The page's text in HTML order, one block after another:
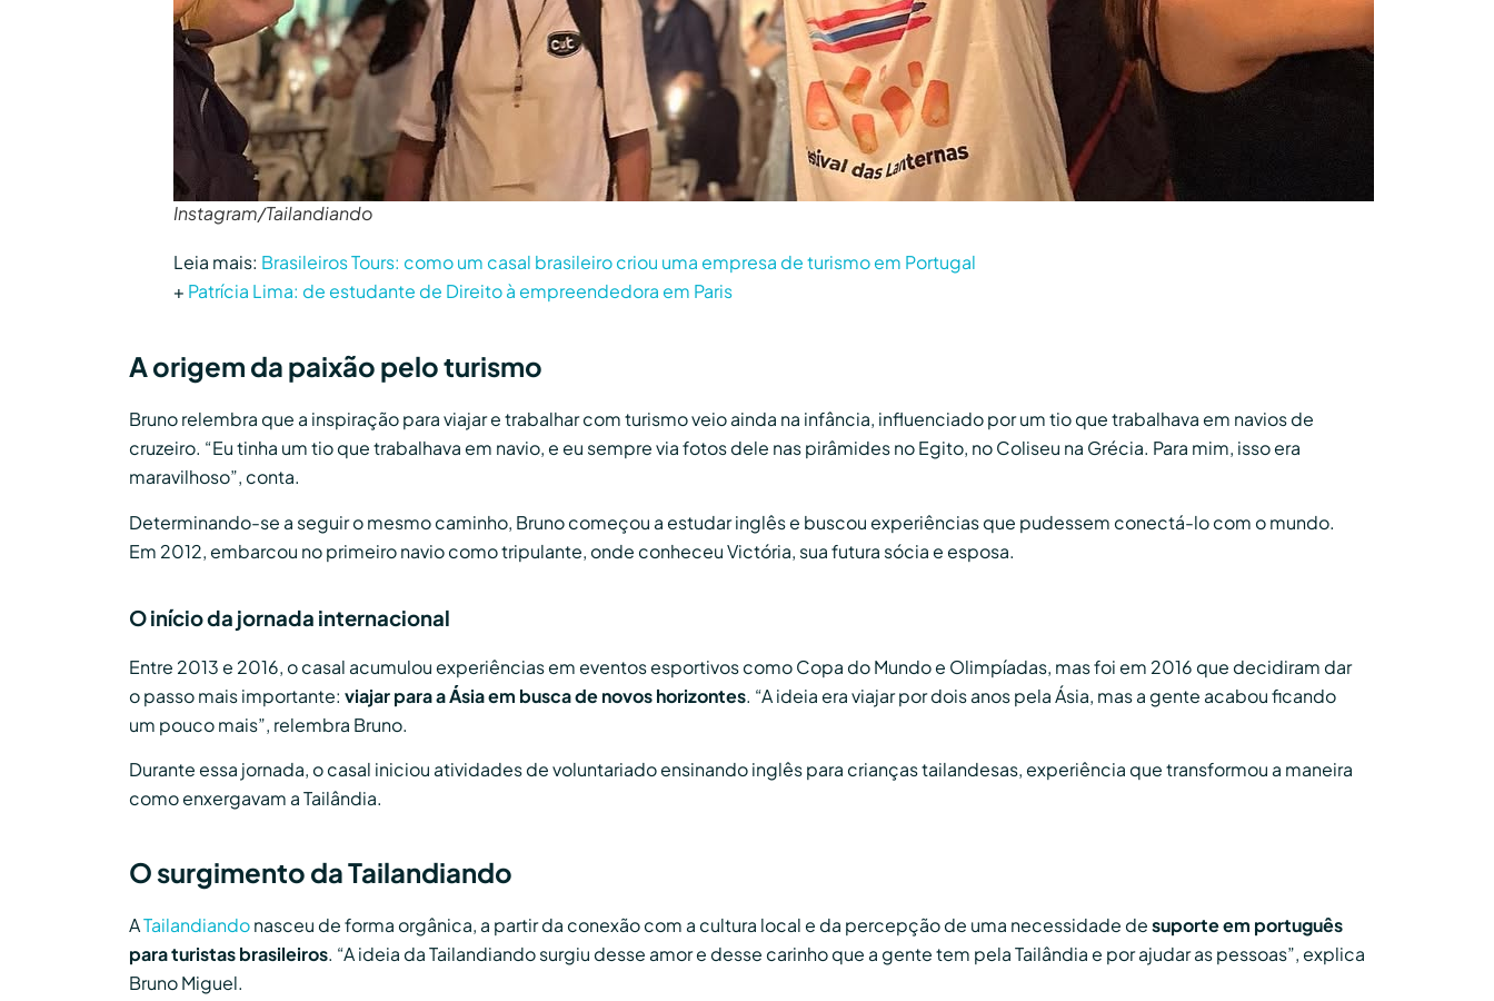
Instagram/Tailandiando
Leia mais: Brasileiros Tours: como um casal brasileiro criou uma empresa de turismo em Portugal
+ Patrícia Lima: de estudante de Direito à empreendedora em Paris
A origem da paixão pelo turismo
Bruno relembra que a inspiração para viajar e trabalhar com turismo veio ainda na infância, influenciado por um tio que trabalhava em navios de
cruzeiro. “Eu tinha um tio que trabalhava em navio, e eu sempre via fotos dele nas pirâmides no Egito, no Coliseu na Grécia. Para mim, isso era
maravilhoso”, conta.
Determinando-se a seguir o mesmo caminho, Bruno começou a estudar inglês e buscou experiências que pudessem conectá-lo com o mundo.
Em 2012, embarcou no primeiro navio como tripulante, onde conheceu Victória, sua futura sócia e esposa.
O início da jornada internacional
Entre 2013 e 2016, o casal acumulou experiências em eventos esportivos como Copa do Mundo e Olimpíadas, mas foi em 2016 que decidiram dar
o passo mais importante: viajar para a Ásia em busca de novos horizontes. “A ideia era viajar por dois anos pela Ásia, mas a gente acabou ficando
um pouco mais”, relembra Bruno.
Durante essa jornada, o casal iniciou atividades de voluntariado ensinando inglês para crianças tailandesas, experiência que transformou a maneira
como enxergavam a Tailândia.
O surgimento da Tailandiando
ATailandiandonasceu de forma orgânica, a partir da conexão com a cultura local e da percepção de uma necessidade desuporte em português
para turistas brasileiros. “A ideia da Tailandiando surgiu desse amor e desse carinho que a gente tem pela Tailândia e por ajudar as pessoas”, explica
Bruno Miguel.